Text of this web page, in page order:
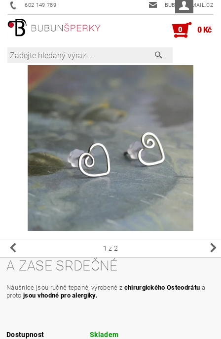
602 149 789 BUBUN@EMAIL.CZ
0 0 Kč
1 z 2
A ZASE SRDEČNÉ
Náušnice jsou ručně tepané, vyrobené z chirurgického Osteodrátu a
protojsou vhodné pro alergiky.
Dostupnost Skladem